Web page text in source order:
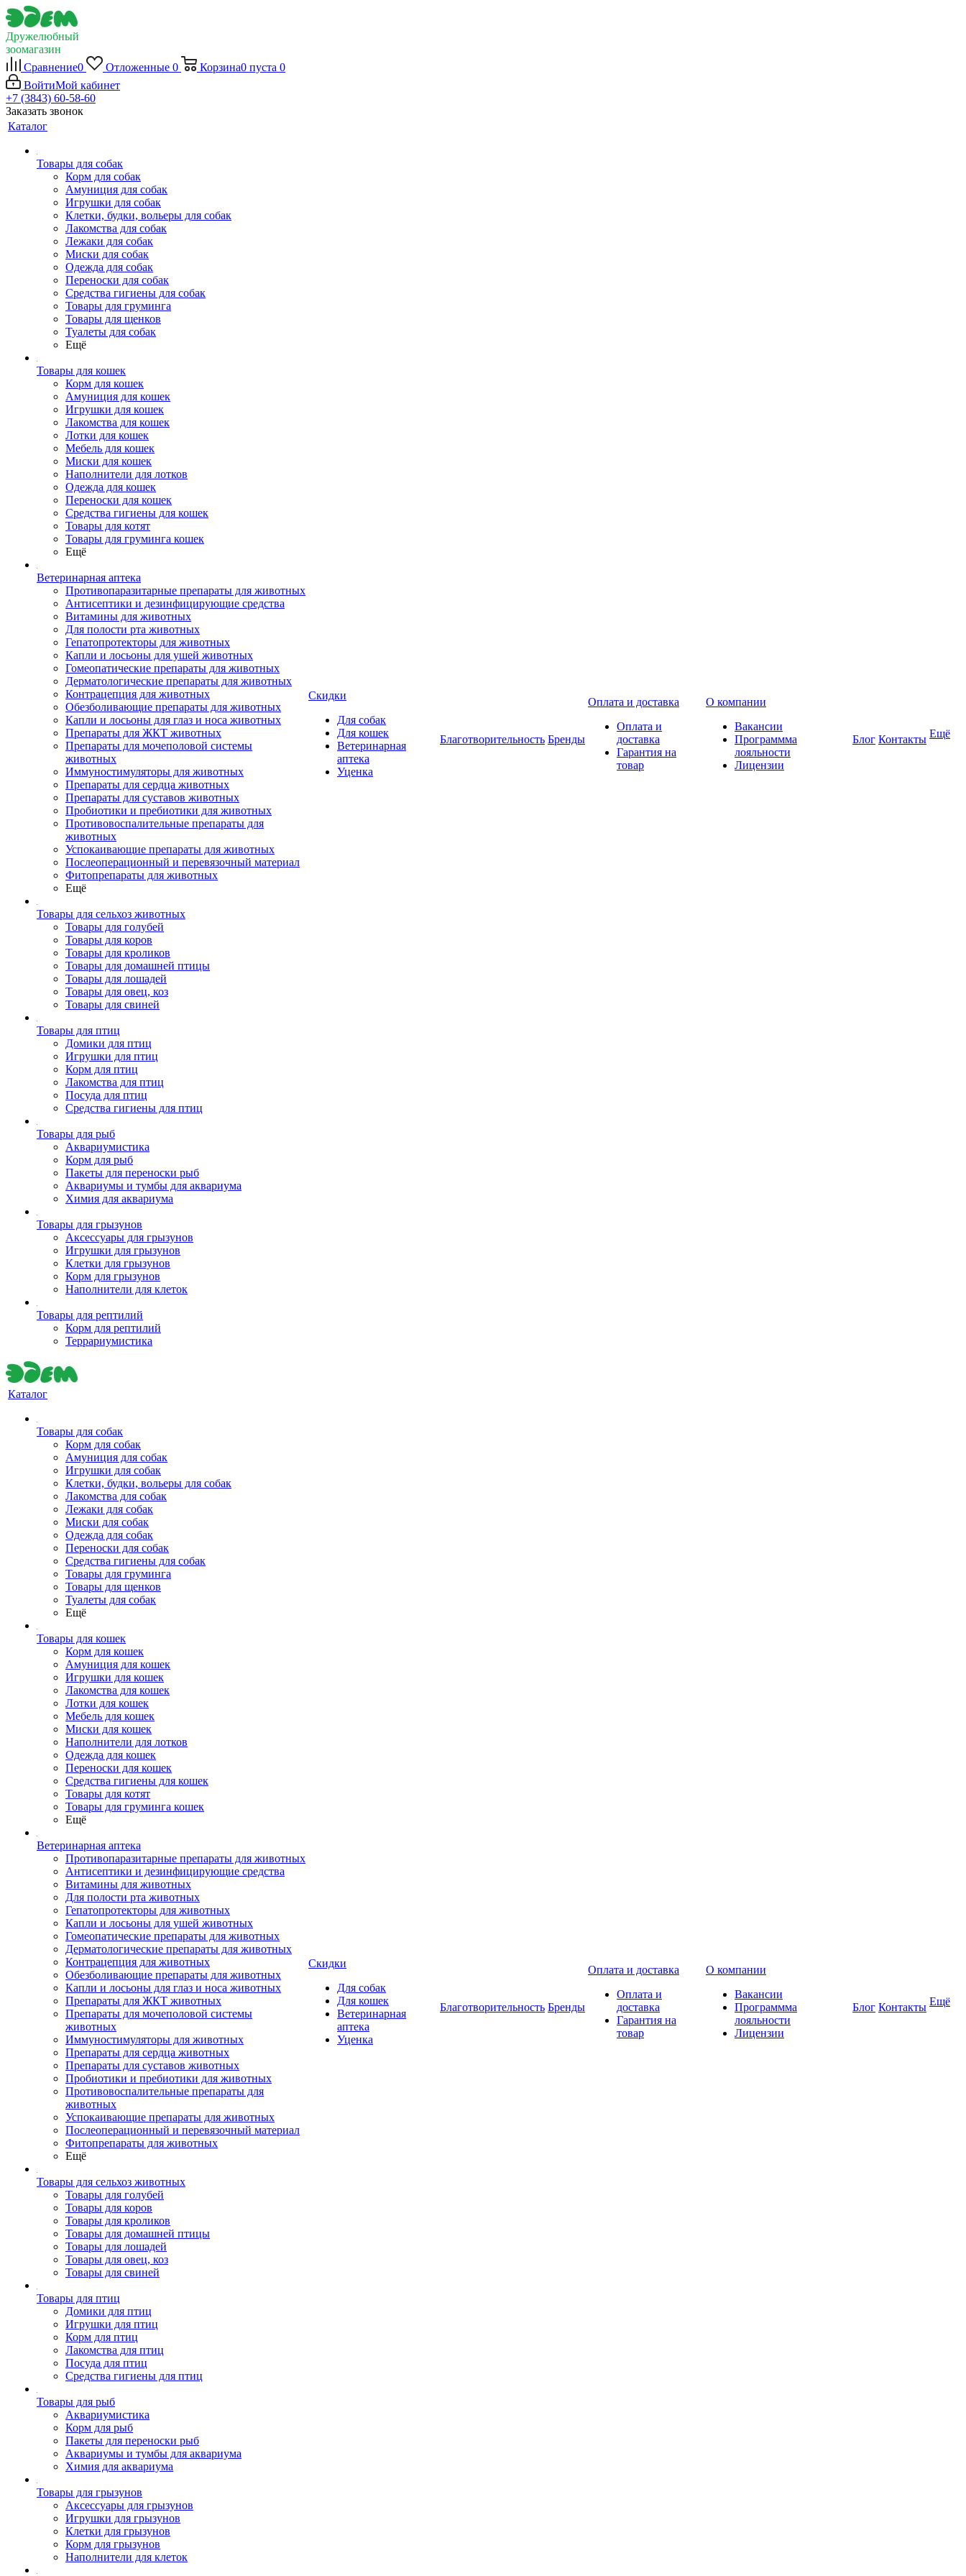
Дружелюбный
зоомагазин
Сравнение0 Отложенные 0 Корзина0 пуста 0
ВойтиМой кабинет
+7 (3843) 60-58-60
Заказать звонок
Каталог
Товары для собак
Корм для собак
Амуниция для собак
Игрушки для собак
Клетки, будки, вольеры для собак
Лакомства для собак
Лежаки для собак
Миски для собак
Одежда для собак
Переноски для собак
Средства гигиены для собак
Товары для груминга
Товары для щенков
Туалеты для собак
Ещё
Товары для кошек
Корм для кошек
Амуниция для кошек
Игрушки для кошек
Лакомства для кошек
Лотки для кошек
Мебель для кошек
Миски для кошек
Наполнители для лотков
Одежда для кошек
Переноски для кошек
Средства гигиены для кошек
Товары для котят
Товары для груминга кошек
Ещё
Ветеринарная аптека
Противопаразитарные препараты для животных
Антисептики и дезинфицирующие средства
Витамины для животных
Для полости рта животных
Гепатопротекторы для животных
Капли и лосьоны для ушей животных
Гомеопатические препараты для животных
Дерматологические препараты для животных
Контрацепция для животных
Обезболивающие препараты для животных
Капли и лосьоны для глаз и носа животных
Препараты для ЖКТ животных
Препараты для мочеполовой системы
животных
Иммуностимуляторы для животных
Препараты для сердца животных
Препараты для суставов животных
Пробиотики и пребиотики для животных
Противовоспалительные препараты для
животных
Успокаивающие препараты для животных
Послеоперационный и перевязочный материал
Фитопрепараты для животных
Ещё
Товары для сельхоз животных
Товары для голубей
Товары для коров
Товары для кроликов
Товары для домашней птицы
Товары для лошадей
Товары для овец, коз
Товары для свиней
Товары для птиц
Домики для птиц
Игрушки для птиц
Корм для птиц
Лакомства для птиц
Посуда для птиц
Средства гигиены для птиц
Товары для рыб
Аквариумистика
Корм для рыб
Пакеты для переноски рыб
Аквариумы и тумбы для аквариума
Химия для аквариума
Товары для грызунов
Аксессуары для грызунов
Игрушки для грызунов
Клетки для грызунов
Корм для грызунов
Наполнители для клеток
Товары для рептилий
Корм для рептилий
Террариумистика
Скидки
Для собак
Для кошек
Ветеринарная
аптека
Уценка
Благотворительность Бренды
Оплата и доставка
Оплата и
доставка
Гарантия на
товар
О компании
Вакансии
Программма
лояльности
Лицензии
Блог Контакты Ещё
Каталог
Товары для собак
Корм для собак
Амуниция для собак
Игрушки для собак
Клетки, будки, вольеры для собак
Лакомства для собак
Лежаки для собак
Миски для собак
Одежда для собак
Переноски для собак
Средства гигиены для собак
Товары для груминга
Товары для щенков
Туалеты для собак
Ещё
Товары для кошек
Корм для кошек
Амуниция для кошек
Игрушки для кошек
Лакомства для кошек
Лотки для кошек
Мебель для кошек
Миски для кошек
Наполнители для лотков
Одежда для кошек
Переноски для кошек
Средства гигиены для кошек
Товары для котят
Товары для груминга кошек
Ещё
Ветеринарная аптека
Противопаразитарные препараты для животных
Антисептики и дезинфицирующие средства
Витамины для животных
Для полости рта животных
Гепатопротекторы для животных
Капли и лосьоны для ушей животных
Гомеопатические препараты для животных
Дерматологические препараты для животных
Контрацепция для животных
Обезболивающие препараты для животных
Капли и лосьоны для глаз и носа животных
Препараты для ЖКТ животных
Препараты для мочеполовой системы
животных
Иммуностимуляторы для животных
Препараты для сердца животных
Препараты для суставов животных
Пробиотики и пребиотики для животных
Противовоспалительные препараты для
животных
Успокаивающие препараты для животных
Послеоперационный и перевязочный материал
Фитопрепараты для животных
Ещё
Товары для сельхоз животных
Товары для голубей
Товары для коров
Товары для кроликов
Товары для домашней птицы
Товары для лошадей
Товары для овец, коз
Товары для свиней
Товары для птиц
Домики для птиц
Игрушки для птиц
Корм для птиц
Лакомства для птиц
Посуда для птиц
Средства гигиены для птиц
Товары для рыб
Аквариумистика
Корм для рыб
Пакеты для переноски рыб
Аквариумы и тумбы для аквариума
Химия для аквариума
Товары для грызунов
Аксессуары для грызунов
Игрушки для грызунов
Клетки для грызунов
Корм для грызунов
Наполнители для клеток
Скидки
Для собак
Для кошек
Ветеринарная
аптека
Уценка
Благотворительность Бренды
Оплата и доставка
Оплата и
доставка
Гарантия на
товар
О компании
Вакансии
Программма
лояльности
Лицензии
Блог Контакты Ещё